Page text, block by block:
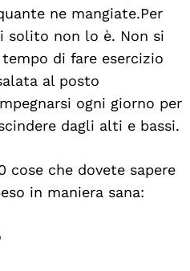
ne mangiate. Per
solito non lo è. Non si
di fare esercizio
al posto
ogni giorno per
dagli alti e bassi.
cose che dovete sapere
in maniera sana: